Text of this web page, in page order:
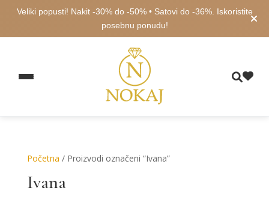
Veliki popusti! Nakit -30% do -50% • Satovi do -36%. Iskoristite
posebnu ponudu!
Početna / Proizvodi označeni “Ivana”
Ivana